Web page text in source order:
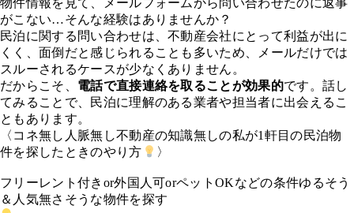
物件情報を見て、メールフォームから問い合わせたのに返事
がこない…そんな経験はありませんか？
民泊に関する問い合わせは、不動産会社にとって利益が出に
くく、面倒だと感じられることも多いため、メールだけでは
スルーされるケースが少なくありません。
だからこそ、 電話で直接連絡を取ることが効果的です。話し
てみることで、民泊に理解のある業者や担当者に出会えるこ
ともあります。
〈コネ無し人脈無し不動産の知識無しの私が1軒目の民泊物
件を探したときのやり方
〉
フリーレント付きor外国人可orペットOKなどの条件ゆるそう
＆人気無さそうな物件を探す